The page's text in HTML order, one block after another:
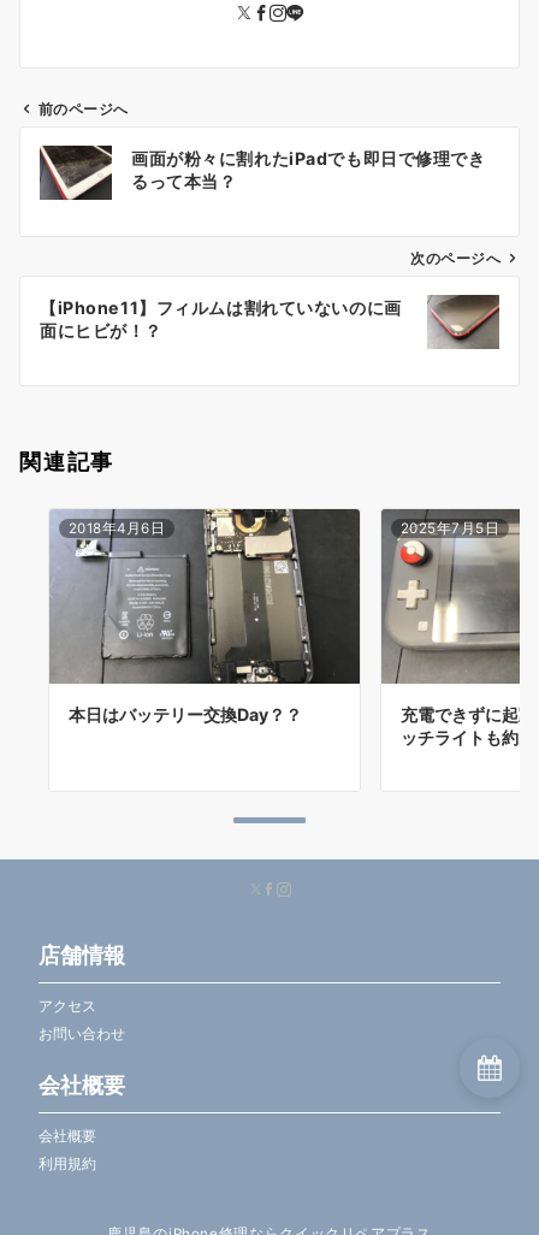
ン
前のページへ
画面が粉々に割れたiPadでも即日で修理でき
るって本当？
次のページへ
【iPhone11】フィルムは割れていないのに画
面にヒビが！？
関連記事
2018年4月6日
本日はバッテリー交換Day？？
2025年7月5日
充電できずに起
ッチライトも約2
店舗情報
アクセス
お問い合わせ
会社概要
会社概要
利用規約